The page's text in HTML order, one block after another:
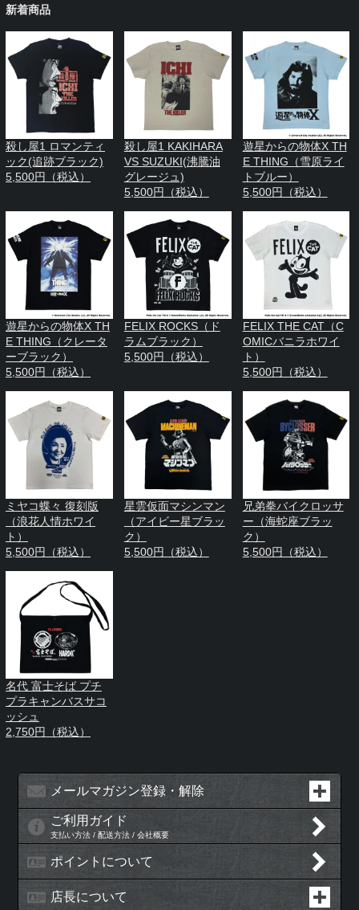
新着商品
殺し屋1 ロマンティ
ック(追跡ブラック)
5,500円（税込）
殺し屋1 KAKIHARA
VS SUZUKI(沸騰油
グレージュ)
5,500円（税込）
遊星からの物体X TH
E THING（雪原ライ
トブルー）
5,500円（税込）
遊星からの物体X TH
E THING（クレータ
ーブラック）
5,500円（税込）
FELIX ROCKS（ド
ラムブラック）
5,500円（税込）
FELIX THE CAT（C
OMICバニラホワイ
ト）
5,500円（税込）
ミヤコ蝶々 復刻版
（浪花人情ホワイ
ト）
5,500円（税込）
星雲仮面マシンマン
（アイビー星ブラッ
ク）
5,500円（税込）
兄弟拳バイクロッサ
ー（海蛇座ブラッ
ク）
5,500円（税込）
名代 富士そば プチ
プラキャンバスサコ
ッシュ
2,750円（税込）
メールマガジン登録・解除
ご利用ガイド
支払い方法 / 配送方法 / 会社概要
ポイントについて
店長について